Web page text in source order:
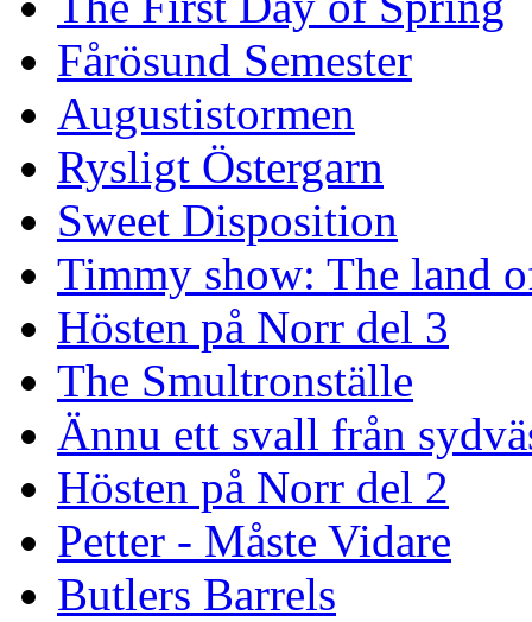
Fårösund Semester
Augustistormen
Rysligt Östergarn
Sweet Disposition
Timmy show: The land
Hösten på Norr del 3
The Smultronställe
Ännu ett svall från
Hösten på Norr del 2
Petter - Måste Vidare
Butlers Barrels